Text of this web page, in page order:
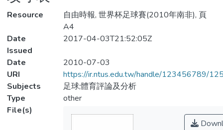
Resource
自由時報, 世界杯足球賽(2010年南非), 頁
A4
Date
Issued
2017-04-03T21:52:05Z
Date
2010-07-03
URI
https://ir.ntus.edu.tw/handle/123456789/
Subjects
足球;體育評論及分析
Type
other
File(s)